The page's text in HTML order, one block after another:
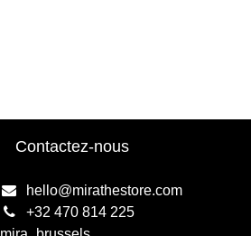
Contactez-nous
hello@mirathestore.com
+32 470 814 225